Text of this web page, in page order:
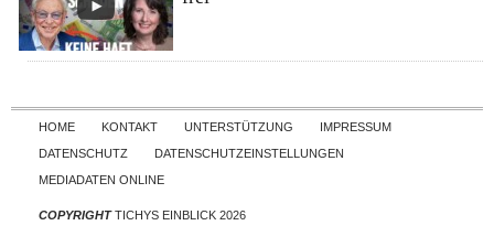
Skip to content
HOME KONTAKT UNTERSTÜTZUNG
IMPRESSUM
DATENSCHUTZ
DATENSCHUTZEINSTELLUNGEN
MEDIADATEN ONLINE
COPYRIGHTTICHYS EINBLICK 2026